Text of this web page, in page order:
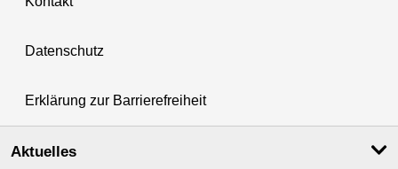
Datenschutz
Erklärung zur Barrierefreiheit
Aktuelles